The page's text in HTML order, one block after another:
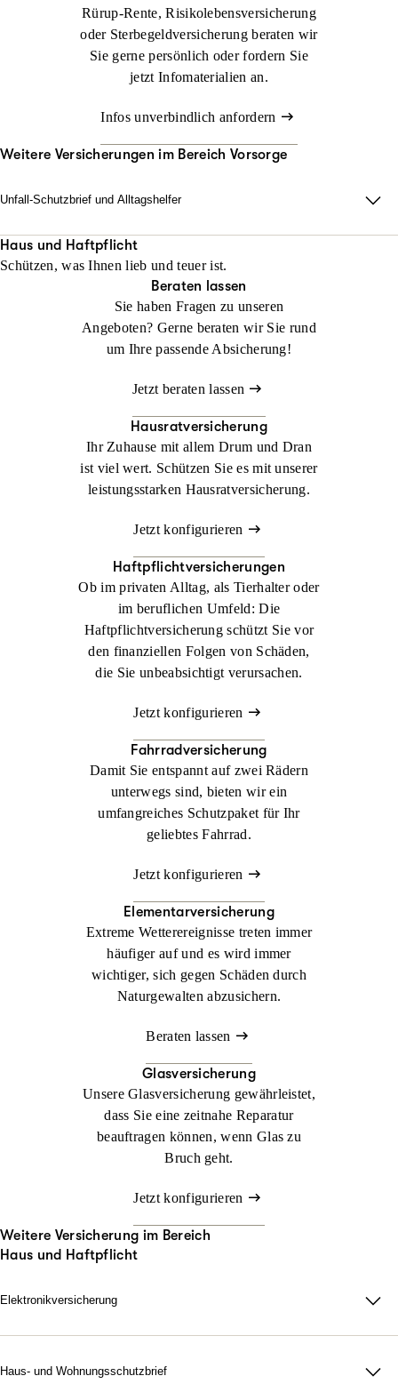
Rürup-Rente, Risikolebensversicherung
oder Sterbegeldversicherung beraten wir
Sie gerne persönlich oder fordern Sie
jetzt Infomaterialien an.
Infos unverbindlich anfordern
Weitere Versicherungen im Bereich Vorsorge
Unfall-Schutzbrief und Alltagshelfer
Ihr Alltag nach einem Unfall innerhalb von 48 Stunden neu
organisiert ist.
Jetzt konfigurieren Jetzt beraten lassen
Haus und Haftpflicht
Schützen, was Ihnen lieb und teuer ist.
Beraten lassen
Sie haben Fragen zu unseren
Angeboten? Gerne beraten wir Sie rund
um Ihre passende Absicherung!
Jetzt beraten lassen
Hausratversicherung
Ihr Zuhause mit allem Drum und Dran
ist viel wert. Schützen Sie es mit unserer
leistungsstarken Hausratversicherung.
Jetzt konfigurieren
Haftpflichtversicherungen
Ob im privaten Alltag, als Tierhalter oder
im beruflichen Umfeld: Die
Haftpflichtversicherung schützt Sie vor
den finanziellen Folgen von Schäden,
die Sie unbeabsichtigt verursachen.
Jetzt konfigurieren
Fahrradversicherung
Damit Sie entspannt auf zwei Rädern
unterwegs sind, bieten wir ein
umfangreiches Schutzpaket für Ihr
geliebtes Fahrrad.
Jetzt konfigurieren
Elementarversicherung
Extreme Wetterereignisse treten immer
häufiger auf und es wird immer
wichtiger, sich gegen Schäden durch
Naturgewalten abzusichern.
Beraten lassen
Glasversicherung
Unsere Glasversicherung gewährleistet,
dass Sie eine zeitnahe Reparatur
beauftragen können, wenn Glas zu
Bruch geht.
Jetzt konfigurieren
Weitere Versicherung im Bereich
Haus und Haftpflicht
Elektronikversicherung
Bei uns können Sie mit der Elektronikversicherung nahezu alle
Haus- und Wohnungsschutzbrief